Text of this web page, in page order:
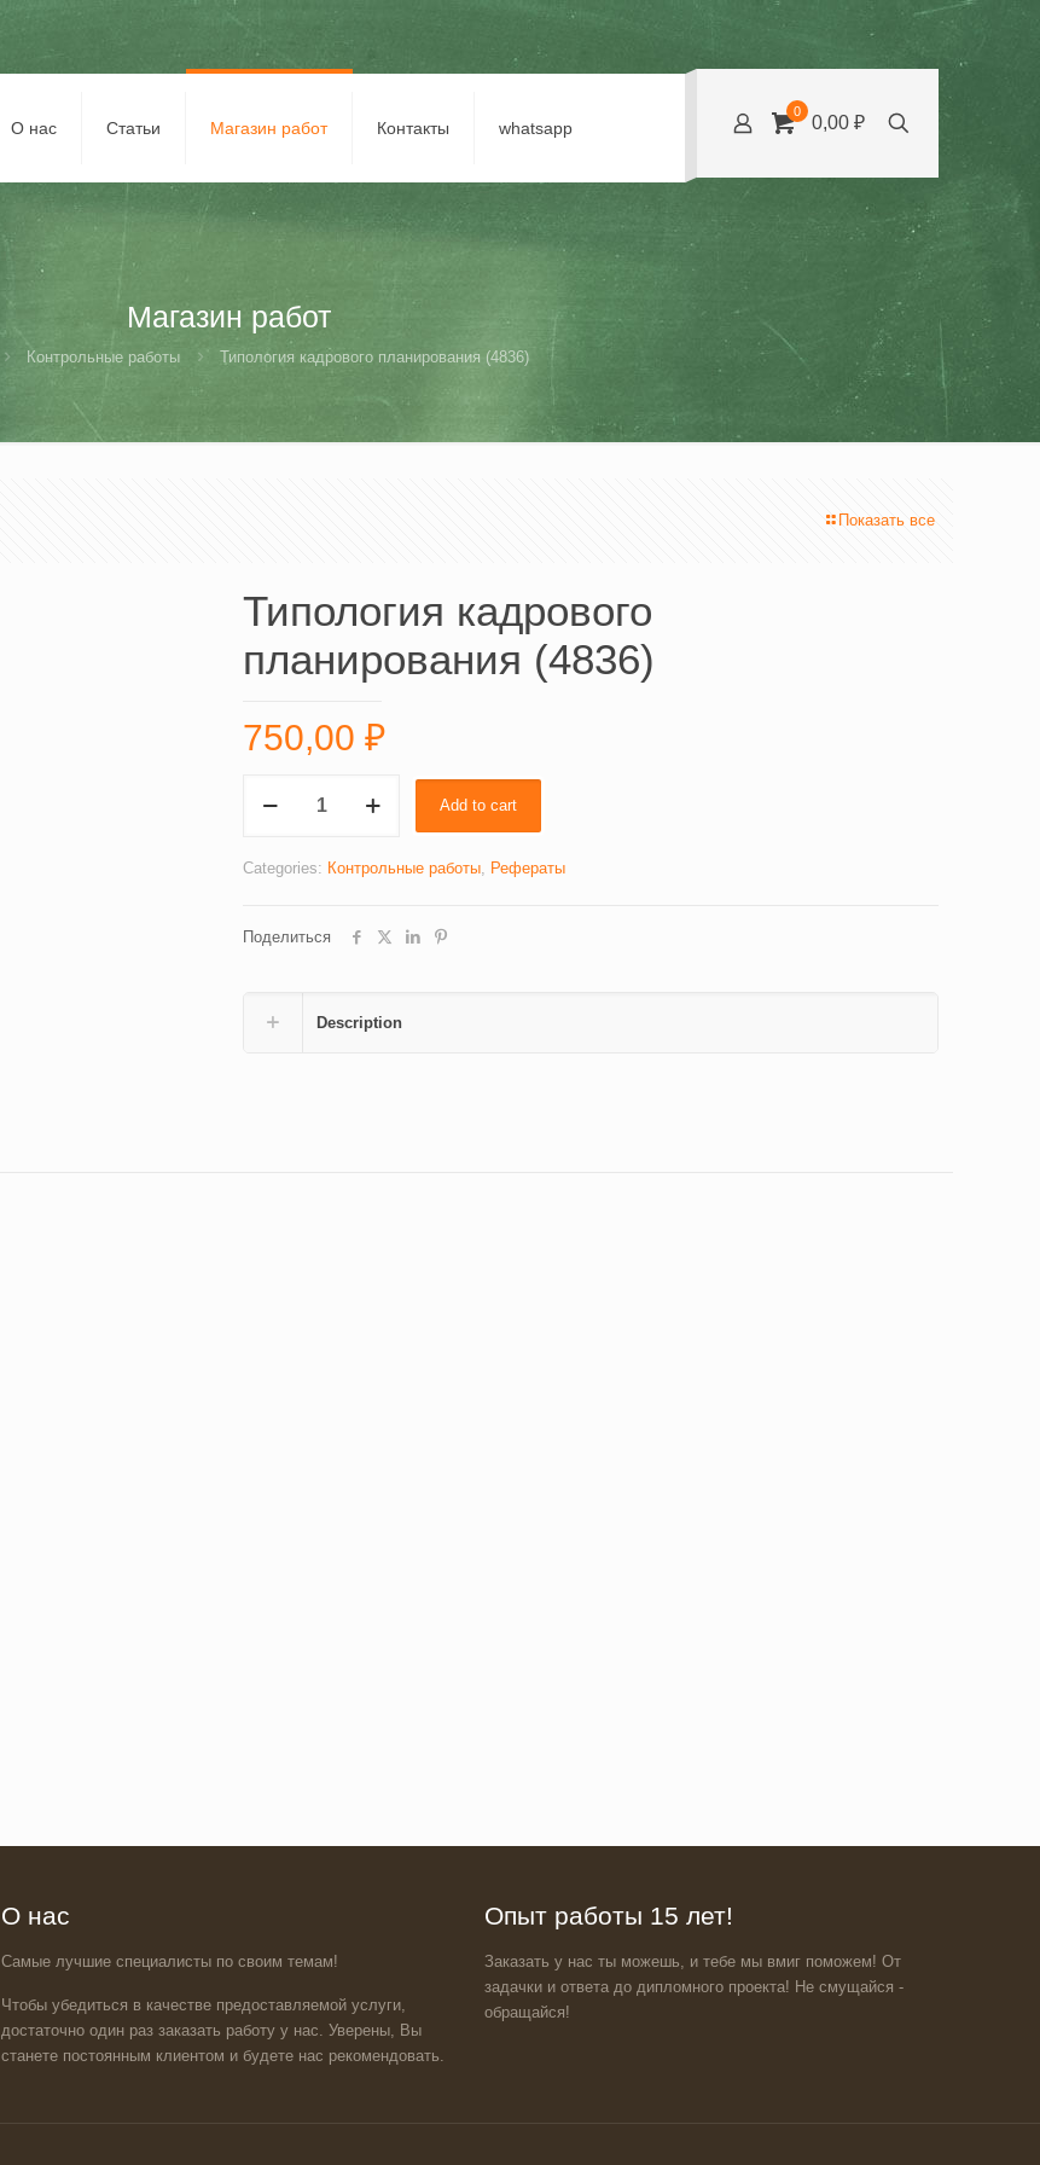
О нас Статьи Магазин работ Контакты whatsapp
0
0,00 ₽
Магазин работ
Контрольные работы Типология кадрового планирования (4836)
Показать все
Типология кадрового
планирования (4836)
750,00 ₽
кадрового
(4836)
Add to cart
Categories: Контрольные работы, Рефераты
Поделиться
Description
О нас
Самые лучшие специалисты по своим темам!
Чтобы убедиться в качестве предоставляемой услуги,
достаточно один раз заказать работу у нас. Уверены, Вы
станете постоянным клиентом и будете нас рекомендовать.
Опыт работы 15 лет!
Заказать у нас ты можешь, и тебе мы вмиг поможем! От
задачки и ответа до дипломного проекта! Не смущайся -
обращайся!